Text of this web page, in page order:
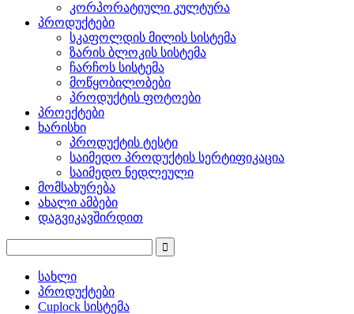
კორპორატიული კულტურა
პროდუქტები
სკაფოლდის მილის სისტემა
ზარის ბლოკის სისტემა
ჩარჩოს სისტემა
მოწყობილობები
პროდუქტის ფოტოები
პროექტები
ხარისხი
პროდუქტის ტესტი
საიმედო პროდუქტის სერტიფიკაცია
საიმედო ნედლეული
მომსახურება
ახალი ამბები
დაგვიკავშირდით
სახლი
პროდუქტები
Cuplock სისტემა